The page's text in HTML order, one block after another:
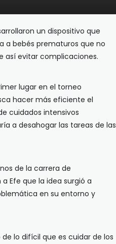
un dispositivo que
a bebés prematuros que no
así evitar complicaciones.
lugar en el torneo
hacer más eficiente el
cuidados intensivos
a desahogar las tareas de las
de la carrera de
Efe que la idea surgió a
en su entorno y
lo difícil que es cuidar de los